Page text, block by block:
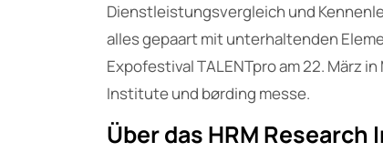
Dienstleistungsvergleich und
alles gepaart mit unterhaltenden
Expofestival TALENTpro am 22. März
Institute und børding messe.
Über das HRM